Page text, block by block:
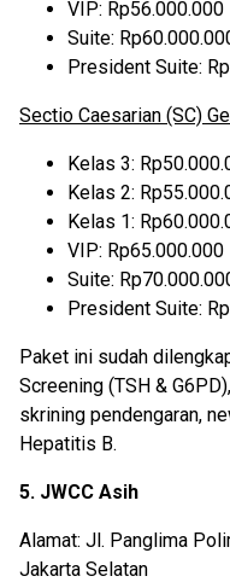
VIP: Rp56.000.000
Suite:
President Suite:
Sectio Caesarian (SC)
Kelas 3:
Kelas 2:
Kelas 1:
VIP: Rp65.000.000
Suite:
President Suite:
Paket ini sudah
Screening (TSH &
skrining pendengaran,
Hepatitis B.
5. JWCC Asih
Alamat: Jl. Panglima
Jakarta Selatan